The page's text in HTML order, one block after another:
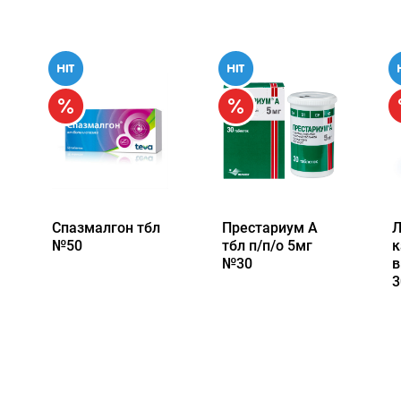
Спазмалгон тбл
№50
Престариум А
тбл п/п/о 5мг
№30